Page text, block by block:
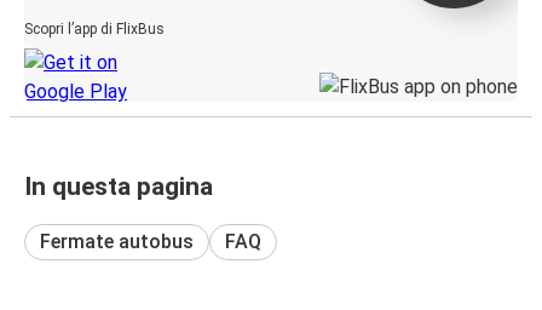
Scopri l’app di FlixBus
In questa pagina
Fermate autobus FAQ